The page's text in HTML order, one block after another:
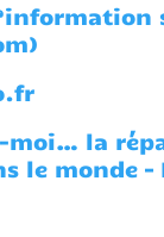
moi… la
le monde –